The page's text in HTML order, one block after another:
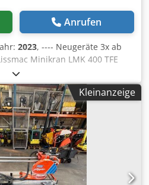
Anrufen
2023, ---- Neugeräte 3x ab
Minikran LMK 400 TFE
15.930,00 ¤ netto Lissmac
BJ: 2023 Preis:
Ausleger: 400 kg
6000 mm
Ballast:1070 kg Chedpfezkz
2000 mm Drehradius:1500 mm
8 m/min
Kleinanzeige